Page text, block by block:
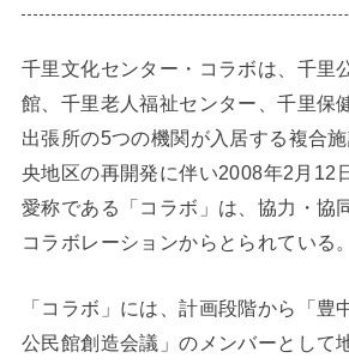
千里文化センター・コラボは、千里
館、千里老人福祉センター、千里保
出張所の5つの機関が入居する複合
央地区の再開発に伴い2008年2月12
愛称である「コラボ」は、協力・協
コラボレーションからとられている。
「コラボ」には、計画段階から「豊
公民館創造会議」のメンバーとして